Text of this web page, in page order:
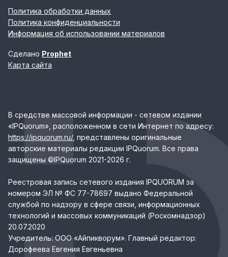
Политика обработки данных
Политика конфиденциальности
Информация об использовании материалов
Сделано Prophet
Карта сайта
В средстве массовой информации - сетевом издании
«IPQuorum», расположенном в сети Интернет по адресу:
https://ipquorum.ru/, представлены оригинальные
авторские материалы редакции IPQuorum. Все права
защищены ©IPQuorum 2021-2026 г.
Реестровая запись сетевого издания IPQUORUM за
номером ЭЛ № ФС 77-78697 выдано Федеральной
службой по надзору в сфере связи, информационных
технологий и массовых коммуникаций (Роскомнадзор)
20.07.2020
Учредитель: ООО «Айпикворум». Главный редактор:
Дорофеева Евгения Евгеньевна